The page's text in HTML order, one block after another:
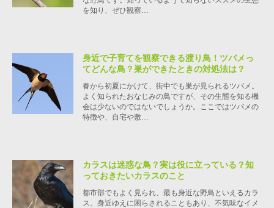
を知り、ぜひ観察…
身近で子育てを観察できる渡り鳥！ツバメっ
てどんな鳥？巣ができたときの対処法は？
春から初夏にかけて、街中でも巣が見られるツバメ。
よく知られたおなじみの鳥ですが、その生態を知る機
会は少ないのではないでしょうか。ここではツバメの
特徴や、自宅や敷…
カラスは迷惑な鳥？実は役に立っている？知
っておきたいカラスのこと
都市部でもよく見られ、最も身近な野鳥といえるカラ
ス。身近ゆえに困らされることもあり、不気味なイメ